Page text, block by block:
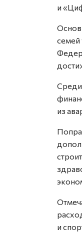
и
семей
из
и